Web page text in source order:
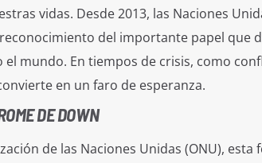
vidas. Desde 2013, las Naciones
del importante papel que
mundo. En tiempos de crisis, como
en un faro de esperanza.
DE DOWN
de las Naciones Unidas (ONU), esta